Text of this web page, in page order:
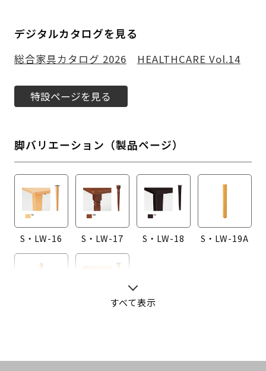
デジタルカタログを見る
総合家具カタログ 2026 HEALTHCARE Vol.14
特設ページを見る
脚バリエーション（製品ページ）
S・LW-16 S・LW-17 S・LW-18 S・LW-19A
すべて表示